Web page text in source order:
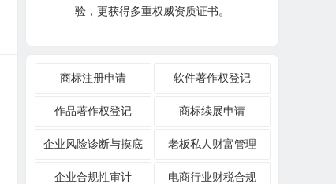
验，更获得多重权威资质证书。
商标注册申请 软件著作权登记
作品著作权登记 商标续展申请
企业风险诊断与摸底 老板私人财富管理
企业合规性审计 电商行业财税合规